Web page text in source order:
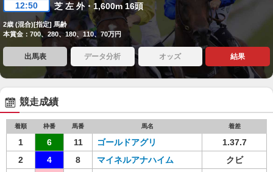
12:50 芝 左 外・1,600m 16頭
2歳 (混合)[指定] 馬齢
本賞金：700、280、180、110、70万円
出馬表 データ分析 オッズ 結果
競走成績
着順 枠番 馬番 馬名 着差
1 6 11 ゴールドアグリ
1.37.7
2
4 8 マイネルアナハイム
クビ